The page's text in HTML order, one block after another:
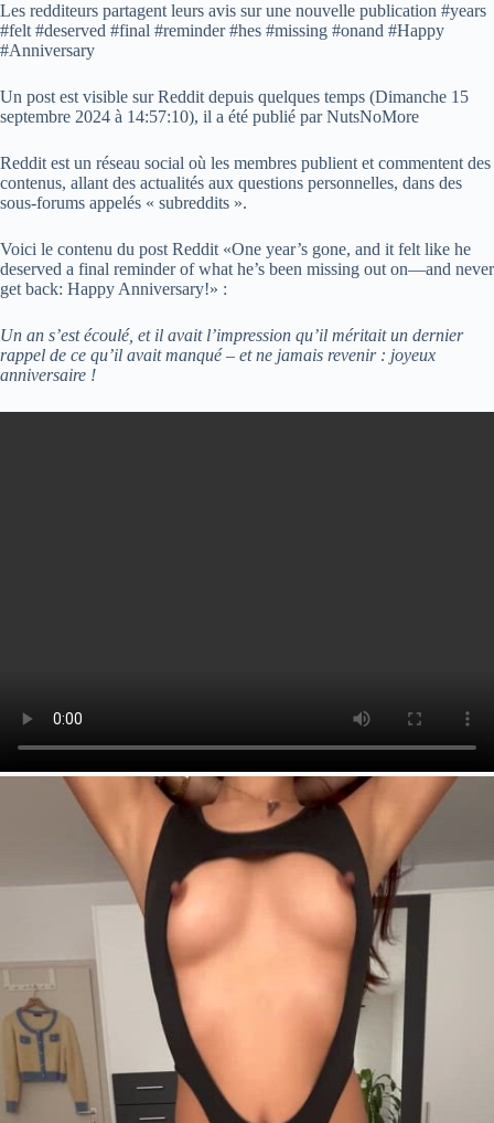
Les redditeurs partagent leurs avis sur une nouvelle publication #years
#felt #deserved #final #reminder #hes #missing #onand #Happy
#Anniversary
Un post est visible sur Reddit depuis quelques temps (Dimanche 15
septembre 2024 à 14:57:10), il a été publié par NutsNoMore
Reddit est un réseau social où les membres publient et commentent des
contenus, allant des actualités aux questions personnelles, dans des
sous-forums appelés « subreddits ».
Voici le contenu du post Reddit «One year’s gone, and it felt like he
deserved a final reminder of what he’s been missing out on—and never
get back: Happy Anniversary!» :
Un an s’est écoulé, et il avait l’impression qu’il méritait un dernier
rappel de ce qu’il avait manqué – et ne jamais revenir : joyeux
anniversaire !